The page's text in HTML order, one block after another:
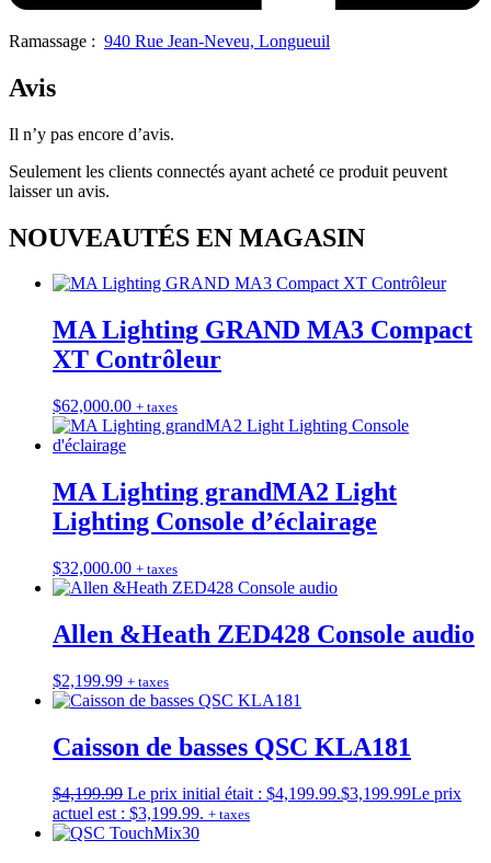
Ramassage : 940 Rue Jean-Neveu, Longueuil
Avis
Il n’y pas encore d’avis.
Seulement les clients connectés ayant acheté ce produit peuvent
laisser un avis.
NOUVEAUTÉS EN MAGASIN
MA Lighting GRAND MA3 Compact
XT Contrôleur
$62,000.00 + taxes
MA Lighting grandMA2 Light
Lighting Console d’éclairage
$32,000.00 + taxes
Allen &Heath ZED428 Console audio
$2,199.99 + taxes
Caisson de basses QSC KLA181
$4,199.99 Le prix initial était : $4,199.99.$3,199.99Le prix
actuel est : $3,199.99. + taxes